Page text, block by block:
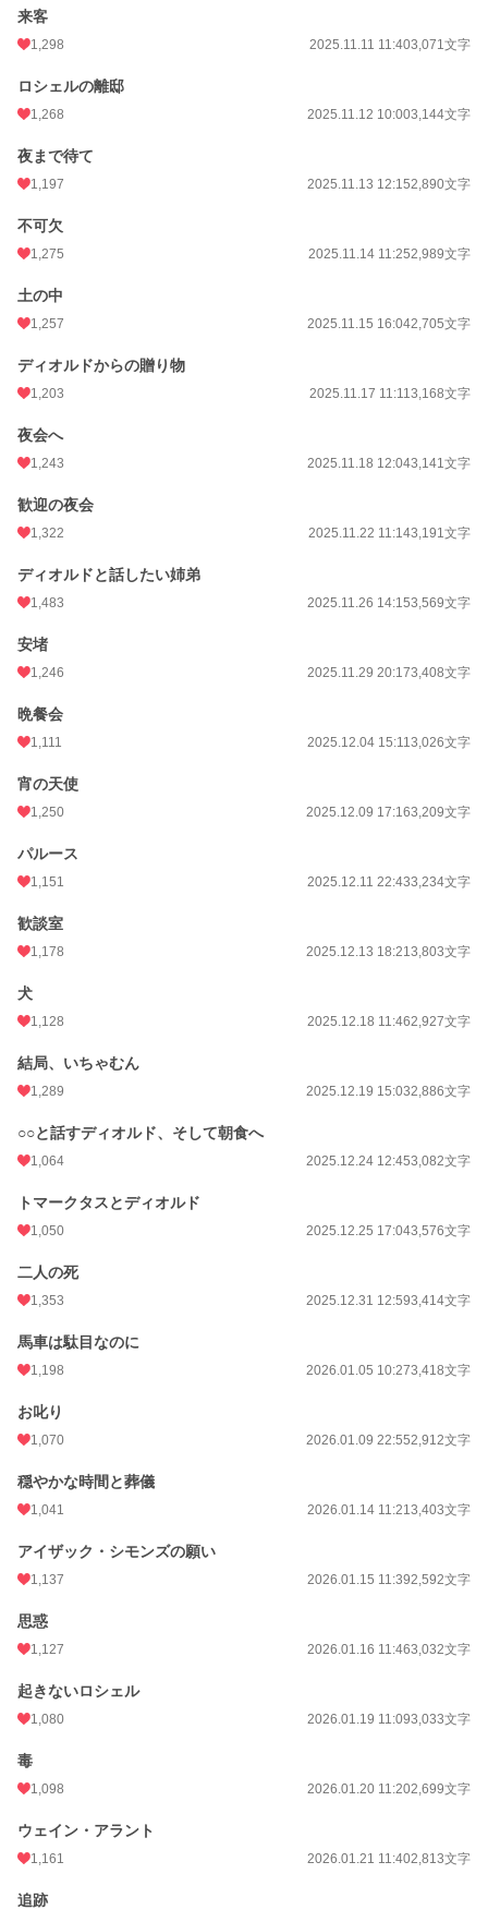
来客
1,298 2025.11.11 11:403,071文字
ロシェルの離邸
1,268 2025.11.12 10:003,144文字
夜まで待て
1,197 2025.11.13 12:152,890文字
不可欠
1,275 2025.11.14 11:252,989文字
土の中
1,257 2025.11.15 16:042,705文字
ディオルドからの贈り物
1,203 2025.11.17 11:113,168文字
夜会へ
1,243 2025.11.18 12:043,141文字
歓迎の夜会
1,322 2025.11.22 11:143,191文字
ディオルドと話したい姉弟
1,483 2025.11.26 14:153,569文字
安堵
1,246 2025.11.29 20:173,408文字
晩餐会
1,111 2025.12.04 15:113,026文字
宵の天使
1,250 2025.12.09 17:163,209文字
パルース
1,151 2025.12.11 22:433,234文字
歓談室
1,178 2025.12.13 18:213,803文字
犬
1,128 2025.12.18 11:462,927文字
結局、いちゃむん
1,289 2025.12.19 15:032,886文字
○○と話すディオルド、そして朝食へ
1,064 2025.12.24 12:453,082文字
トマークタスとディオルド
1,050 2025.12.25 17:043,576文字
二人の死
1,353 2025.12.31 12:593,414文字
馬車は駄目なのに
1,198 2026.01.05 10:273,418文字
お叱り
1,070 2026.01.09 22:552,912文字
穏やかな時間と葬儀
1,041 2026.01.14 11:213,403文字
アイザック・シモンズの願い
1,137 2026.01.15 11:392,592文字
思惑
1,127 2026.01.16 11:463,032文字
起きないロシェル
1,080 2026.01.19 11:093,033文字
毒
1,098 2026.01.20 11:202,699文字
ウェイン・アラント
1,161 2026.01.21 11:402,813文字
追跡